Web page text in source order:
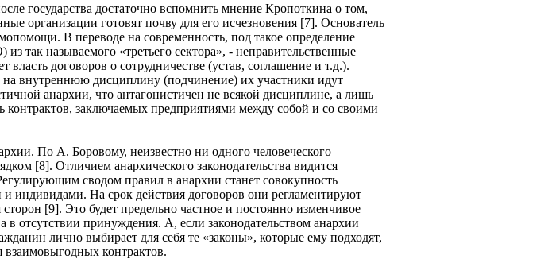
государства достаточно вспомнить мнение Кропоткина о том,
организации готовят почву для его исчезновения [7]. Основатель
В переводе на современность, под такое определение
так называемого «третьего сектора», - неправительственные
договоров о сотрудничестве (устав, соглашение и т.д.).
внутреннюю дисциплину (подчинение) их участники идут
анархии, что антагонистичен не всякой дисциплине, а лишь
контрактов, заключаемых предприятиями между собой и со своими
По А. Боровому, неизвестно ни одного человеческого
[8]. Отличием анархического законодательства видится
сводом правил в анархии станет совокупность
индивидами. На срок действия договоров они регламентируют
[9]. Это будет предельно частное и постоянно изменчивое
отсутствии принуждения. А, если законодательством анархии
лично выбирает для себя те «законы», которые ему подходят,
взаимовыгодных контрактов.